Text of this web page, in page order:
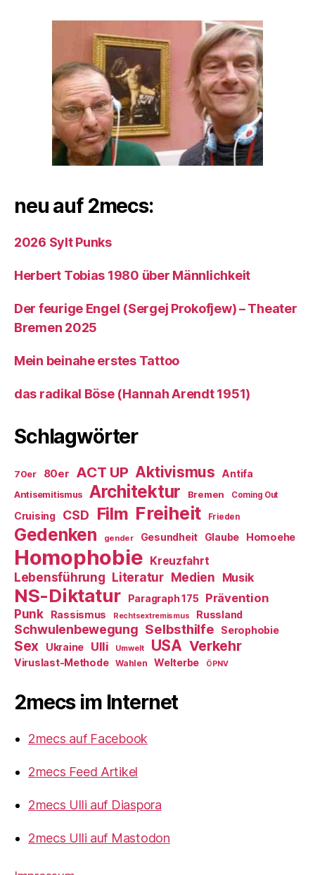
neu auf 2mecs:
2026 Sylt Punks
Herbert Tobias 1980 über Männlichkeit
Der feurige Engel (Sergej Prokofjew) – Theater
Bremen 2025
Mein beinahe erstes Tattoo
das radikal Böse (Hannah Arendt 1951)
Schlagwörter
70er 80er ACT UP Aktivismus Antifa
Antisemitismus Architektur Bremen Coming Out
Cruising CSD Film Freiheit Frieden
Gedenken gender Gesundheit Glaube Homoehe
Homophobie Kreuzfahrt
Lebensführung Literatur Medien Musik
NS-Diktatur Paragraph 175
Prävention
Punk
Rassismus Rechtsextremismus Russland
Schwulenbewegung Selbsthilfe Serophobie
Sex Ukraine Ulli Umwelt USA Verkehr
Viruslast-Methode Wahlen Welterbe ÖPNV
2mecs im Internet
2mecs auf Facebook
2mecs Feed Artikel
2mecs Ulli auf Diaspora
2mecs Ulli auf Mastodon